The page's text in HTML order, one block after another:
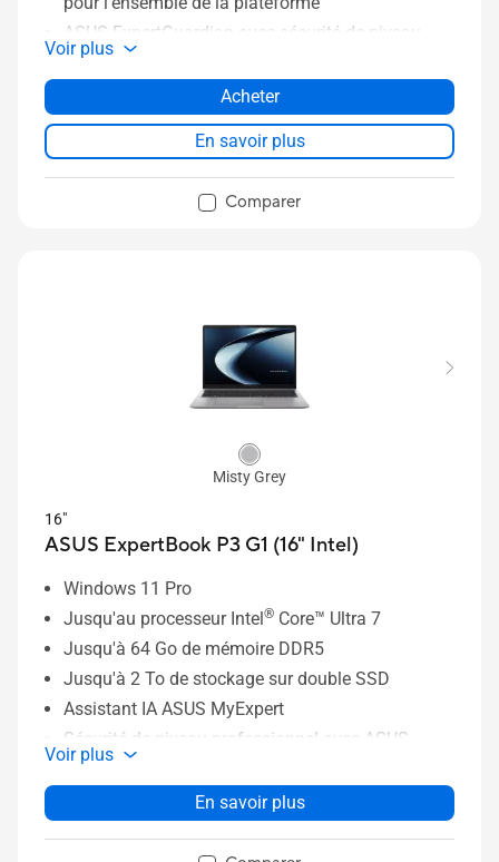
ASUS ExpertGuardian avec sécurité de niveau
entreprise
Configurations flexibles pour simplifier la gestion
informatique
Passeport numérique du produit pour
accompagner l’économie circulaire
Design tout en métal haut de gamme, à partir de
Voir plus
Acheter
En savoir plus
Comparer
Misty Grey
16"
ASUS ExpertBook P3 G1 (16" Intel)
Windows 11 Pro
Jusqu'au processeur Intel® Core™ Ultra 7
Jusqu'à 64 Go de mémoire DDR5
Jusqu'à 2 To de stockage sur double SSD
Assistant IA ASUS MyExpert
Sécurité de niveau professionnel avec ASUS
ExpertGuardian
Solution de refroidissement ASUS ExpertCool
Voir plus
En savoir plus